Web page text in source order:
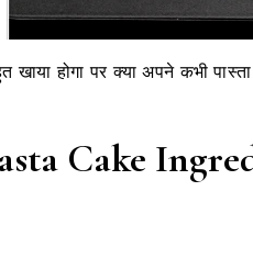
खाया होगा पर क्या अपने कभी
Cake